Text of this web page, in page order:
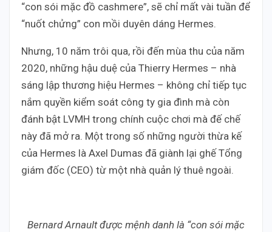
“con sói mặc đồ cashmere”, sẽ chỉ mất vài tuần để
“nuốt chửng” con mồi duyên dáng Hermes.
Nhưng, 10 năm trôi qua, rồi đến mùa thu của năm
2020, những hậu duệ của Thierry Hermes – nhà
sáng lập thương hiệu Hermes – không chỉ tiếp tục
nắm quyền kiểm soát công ty gia đình mà còn
đánh bật LVMH trong chính cuộc chơi mà đế chế
này đã mở ra. Một trong số những người thừa kế
của Hermes là Axel Dumas đã giành lại ghế Tổng
giám đốc (CEO) từ một nhà quản lý thuê ngoài.
Bernard Arnault được mệnh danh là “con sói mặc